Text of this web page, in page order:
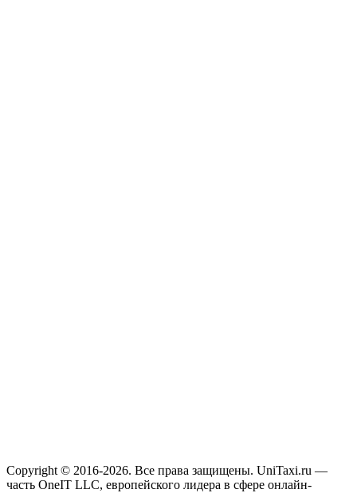
Copyright © 2016-2026. Все права защищены. UniTaxi.ru —
часть OneIT LLC, европейского лидера в сфере онлайн-